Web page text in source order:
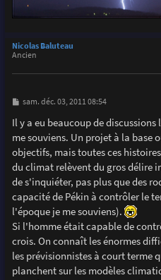
Nicolas Baluteau
Ancien
M
s
s
a
g
e
sam. déc. 03, 2011 08:54
Il y a eu beaucoup de discussions
me souviens. Un projet à la base
objectifs, mais toutes ces
du climat relèvent du gros délire
de s'inquiéter, pas plus que des
capacité de Pékin à contrôler le
l'époque je me souviens).
Si l'homme était capable de
crois. On connaît les énormes
les prévisionnistes à court terme
planchent sur les modèles